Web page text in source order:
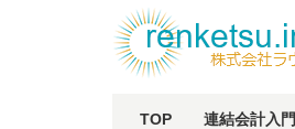
TOP 連結会計入門